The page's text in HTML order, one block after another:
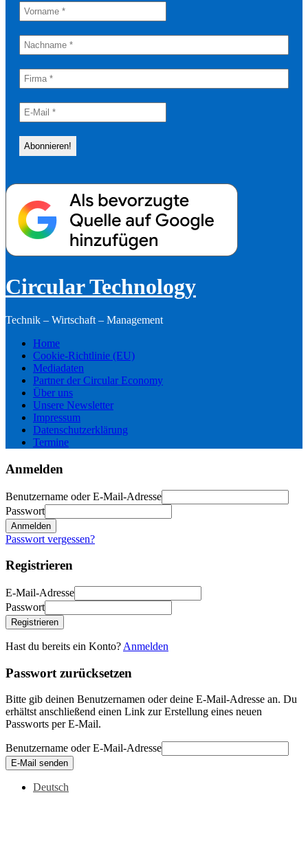
Circular Technology
Technik – Wirtschaft – Management
Home
Cookie-Richtlinie (EU)
Mediadaten
Partner der Circular Economy
Über uns
Unsere Newsletter
Impressum
Datenschutzerklärung
Termine
Anmelden
Benutzername oder E-Mail-Adresse
Passwort
Anmelden
Passwort vergessen?
Registrieren
E-Mail-Adresse
Passwort
Registrieren
Hast du bereits ein Konto? Anmelden
Passwort zurücksetzen
Bitte gib deinen Benutzernamen oder deine E-Mail-Adresse an. Du
erhältst anschließend einen Link zur Erstellung eines neuen
Passworts per E-Mail.
Benutzername oder E-Mail-Adresse
E-Mail senden
Deutsch